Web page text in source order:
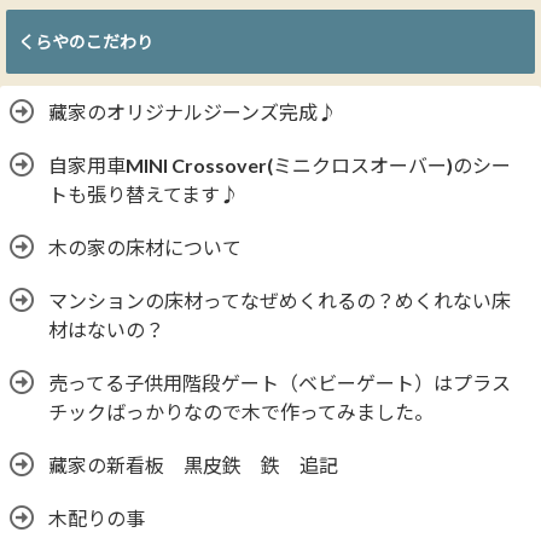
くらやのこだわり
藏家のオリジナルジーンズ完成♪
自家用車MINI Crossover(ミニクロスオーバー)のシー
トも張り替えてます♪
木の家の床材について
マンションの床材ってなぜめくれるの？めくれない床
材はないの？
売ってる子供用階段ゲート（ベビーゲート）はプラス
チックばっかりなので木で作ってみました。
藏家の新看板 黒皮鉄 鉄 追記
木配りの事